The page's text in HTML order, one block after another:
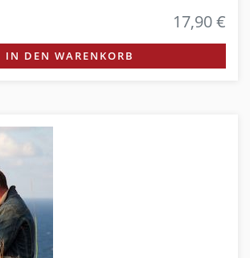
17,90 €
IN DEN WARENKORB